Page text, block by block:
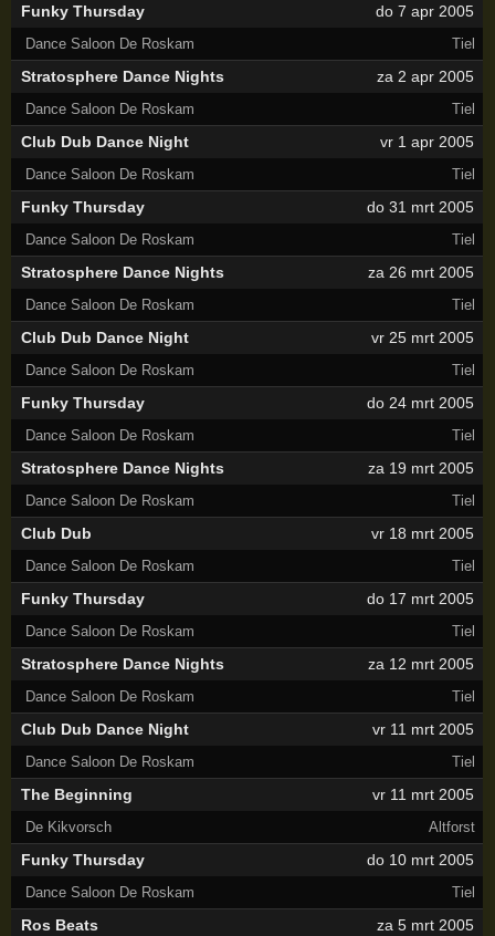
Funky Thursday do 7 apr 2005
Dance Saloon De Roskam Tiel
Stratosphere Dance Nights za 2 apr 2005
Dance Saloon De Roskam Tiel
Club Dub Dance Night vr 1 apr 2005
Dance Saloon De Roskam Tiel
Funky Thursday do 31 mrt 2005
Dance Saloon De Roskam Tiel
Stratosphere Dance Nights za 26 mrt 2005
Dance Saloon De Roskam Tiel
Club Dub Dance Night vr 25 mrt 2005
Dance Saloon De Roskam Tiel
Funky Thursday do 24 mrt 2005
Dance Saloon De Roskam Tiel
Stratosphere Dance Nights za 19 mrt 2005
Dance Saloon De Roskam Tiel
Club Dub vr 18 mrt 2005
Dance Saloon De Roskam Tiel
Funky Thursday do 17 mrt 2005
Dance Saloon De Roskam Tiel
Stratosphere Dance Nights za 12 mrt 2005
Dance Saloon De Roskam Tiel
Club Dub Dance Night vr 11 mrt 2005
Dance Saloon De Roskam Tiel
The Beginning vr 11 mrt 2005
De Kikvorsch Altforst
Funky Thursday do 10 mrt 2005
Dance Saloon De Roskam Tiel
Ros Beats za 5 mrt 2005